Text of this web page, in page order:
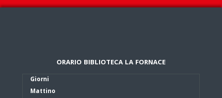
ORARIO BIBLIOTECA LA FORNACE
Giorni
Mattino